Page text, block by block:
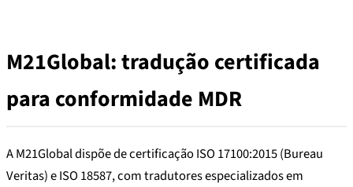
M21Global: tradução certificada
para conformidade MDR
A M21Global dispõe de certificação ISO 17100:2015 (Bureau
Veritas) e ISO 18587, com tradutores especializados em